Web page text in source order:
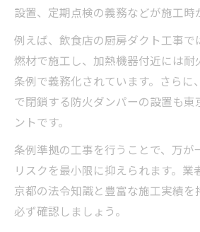
設置、定期点検の義務などが施工時
例えば、飲食店の厨房ダクト工事で
燃材で施工し、加熱機器付近には耐
条例で義務化されています。さらに
で閉鎖する防火ダンパーの設置も東
ントです。
条例準拠の工事を行うことで、万が
リスクを最小限に抑えられます。業
京都の法令知識と豊富な施工実績を
必ず確認しましょう。